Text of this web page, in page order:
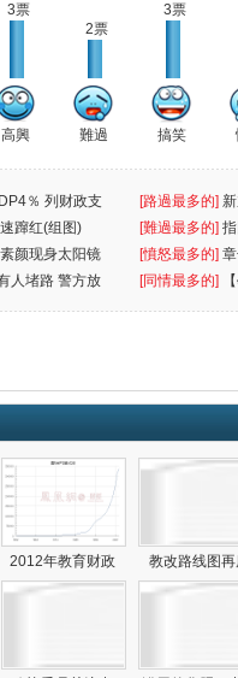
3票
高興
2票
難過
3票
搞笑
％ 列财政支
[路過最多的]
蹿红(组图) [難過最多的]
罪
颜现身太阳镜
[憤怒最多的]
人堵路 警方放
[同情最多的]
敗
2012年教育财政 教改路线图